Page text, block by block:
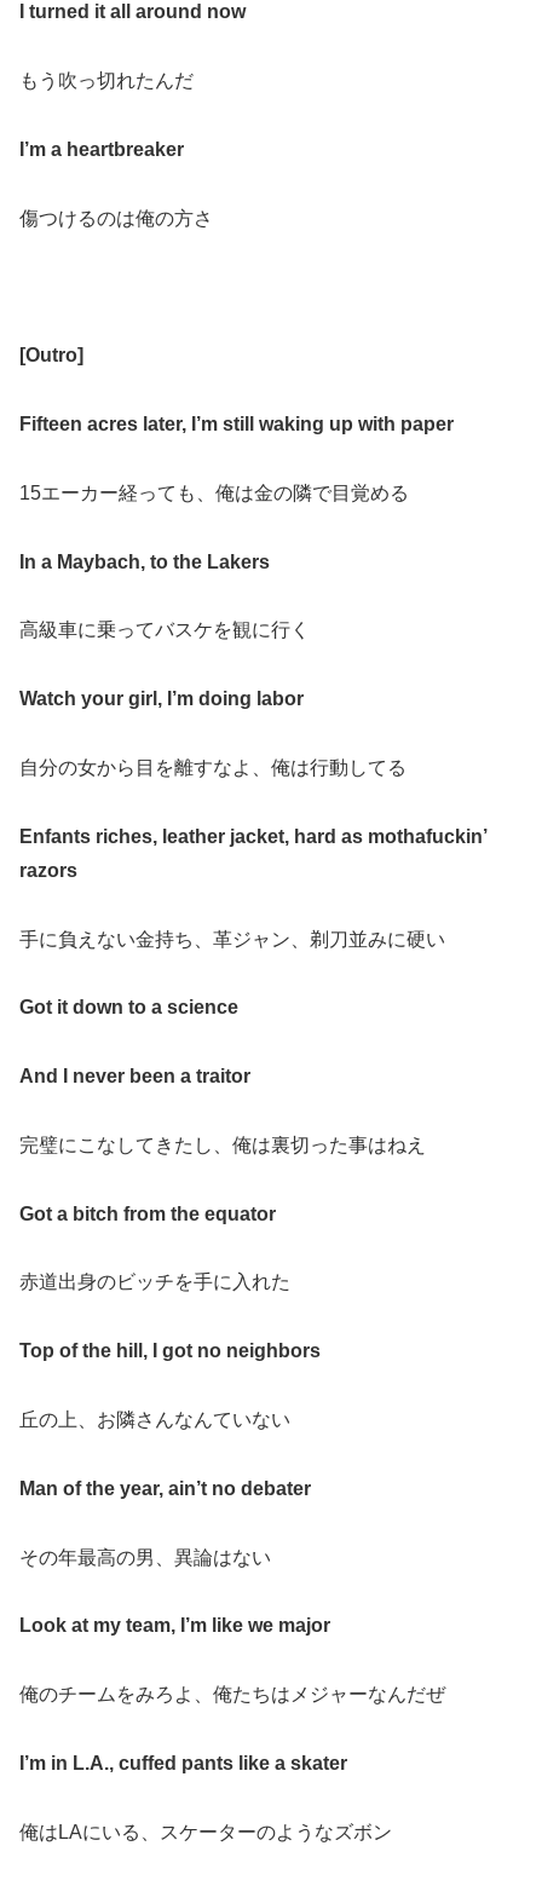
I turned it all around now
もう吹っ切れたんだ
I’m a heartbreaker
傷つけるのは俺の方さ
[Outro]
Fifteen acres later, I’m still waking up with paper
15エーカー経っても、俺は金の隣で目覚める
In a Maybach, to the Lakers
高級車に乗ってバスケを観に行く
Watch your girl, I’m doing labor
自分の女から目を離すなよ、俺は行動してる
Enfants riches, leather jacket, hard as mothafuckin’
razors
手に負えない金持ち、革ジャン、剃刀並みに硬い
Got it down to a science
And I never been a traitor
完璧にこなしてきたし、俺は裏切った事はねえ
Got a bitch from the equator
赤道出身のビッチを手に入れた
Top of the hill, I got no neighbors
丘の上、お隣さんなんていない
Man of the year, ain’t no debater
その年最高の男、異論はない
Look at my team, I’m like we major
俺のチームをみろよ、俺たちはメジャーなんだぜ
I’m in L.A., cuffed pants like a skater
俺は LAにいる、スケーターのようなズボン